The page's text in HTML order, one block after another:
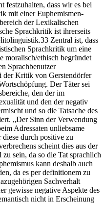
festzuhalten, dass wir es bei
mit einer Euphemismen-
der Lexikalischen
Sprachkritik ist ihrerseits
Zentral ist, dass
Sprachkritik um eine
moralisch/ethisch begründet
Sprachbenutzer
der Kritik von Gerstendörfer
Der Täter sei
den der im
und den der negativ
und so die Tatsache des
„Der Sinn der Verwendung
Adressaten unliebsame
durch positive zu
scheint dies aus der
sein, da so die Tat sprachlich
kann deshalb auch
da es per definitionem zu
Sachverhalt
gewisse negative Aspekte des
nicht in Erscheinung